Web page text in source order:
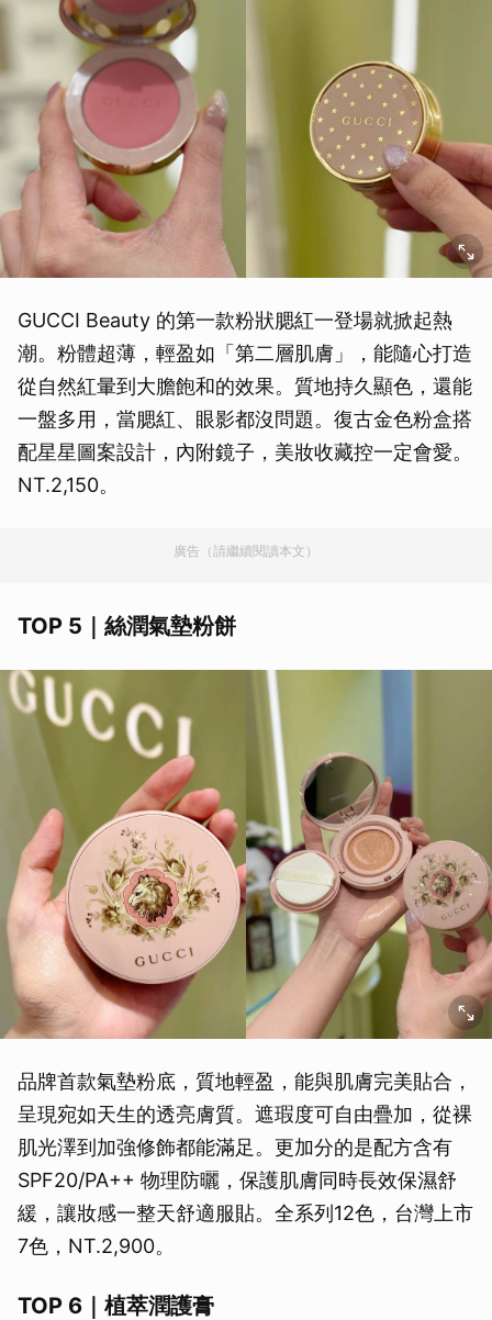
GUCCI Beauty 的第一款粉狀腮紅一登場就掀起熱
潮。粉體超薄，輕盈如「第二層肌膚」，能隨心打造
從自然紅暈到大膽飽和的效果。質地持久顯色，還能
一盤多用，當腮紅、眼影都沒問題。復古金色粉盒搭
配星星圖案設計，內附鏡子，美妝收藏控一定會愛。
NT.2,150。
廣告（請繼續閱讀本文）
TOP 5｜絲潤氣墊粉餅
品牌首款氣墊粉底，質地輕盈，能與肌膚完美貼合，
呈現宛如天生的透亮膚質。遮瑕度可自由疊加，從裸
肌光澤到加強修飾都能滿足。更加分的是配方含有
SPF20/PA++ 物理防曬，保護肌膚同時長效保濕舒
緩，讓妝感一整天舒適服貼。全系列12色，台灣上市
7色，NT.2,900。
TOP 6｜植萃潤護膏